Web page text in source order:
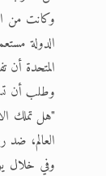
وكانت من
الدولة
المتحدة
وطلب أن
"هل تملك
العالم، ضد
وفي خلال